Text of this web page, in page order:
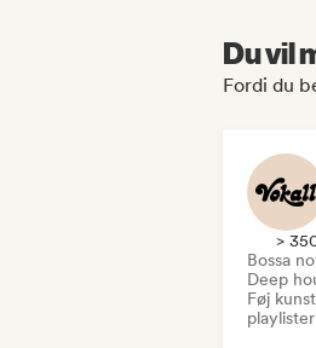
Du vil
Fordi du
>
Bossa
Deep
Føj
playlister